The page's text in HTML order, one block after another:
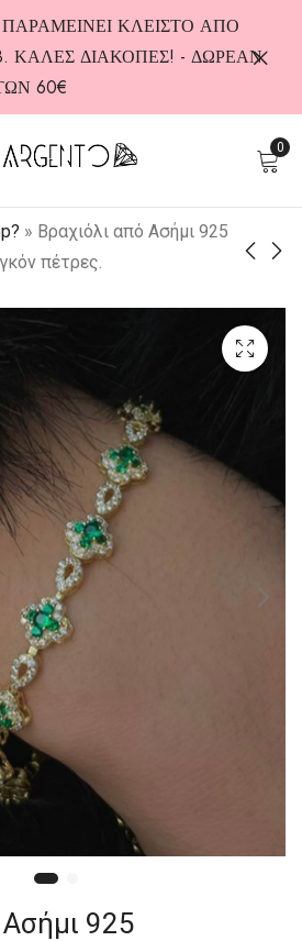
ΚΛΕΙΣΤΟ ΑΠΟ
ΚΑΛΕΣ ΔΙΑΚΟΠΕΣ! - ΔΩΡΕΑΝ
60€
0
» Βραχιόλι από Ασήμι 925
πέτρες.
925 Επιχρυσωμένο,
με μαύρες ζιργκόν
925 με ζιργκόν
πέτρες σε διάφορες
925